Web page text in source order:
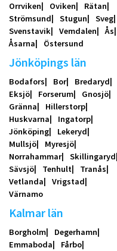
Orrviken
Oviken
Rätan
Strömsund
Stugun
Sveg
Svenstavik
Vemdalen
Ås
Åsarna
Östersund
Jönköpings län
Bodafors Bor
Bredaryd
Eksjö
Forserum
Gnosjö
Gränna
Hillerstorp
Huskvarna
Ingatorp
Jönköping
Lekeryd
Mullsjö
Myresjö
Norrahammar
Skillingaryd
Sävsjö
Tenhult
Tranås
Vetlanda
Vrigstad
Värnamo
Kalmar län
Borgholm
Degerhamn
Emmaboda
Fårbo